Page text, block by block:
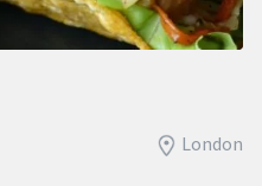
London